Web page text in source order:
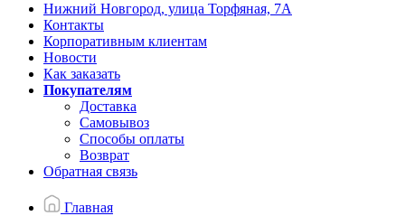
Нижний Новгород, улица Торфяная, 7А
Контакты
Корпоративным клиентам
Новости
Как заказать
Покупателям
Доставка
Самовывоз
Способы оплаты
Возврат
Обратная связь
Главная